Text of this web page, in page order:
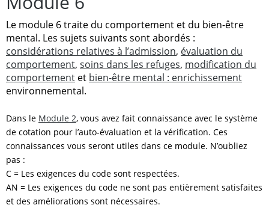
Le module 6 traite du comportement et du bien-être
mental. Les sujets suivants sont abordés :
considérations relatives à l’admission, évaluation du
comportement, soins dans les refuges, modification du
comportement et bien-être mental : enrichissement
environnemental.
Dans le Module 2, vous avez fait connaissance avec le système
de cotation pour l’auto-évaluation et la vérification. Ces
connaissances vous seront utiles dans ce module. N’oubliez
pas :
C = Les exigences du code sont respectées.
AN = Les exigences du code ne sont pas entièrement satisfaites
et des améliorations sont nécessaires.